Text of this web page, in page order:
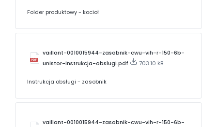
Folder produktowy - kocioł
vaillant-0010015944-zasobnik-cwu-vih-r-150-6b-
unistor-instrukcja-obslugi.pdf
703.10 kB
Instrukcja obsługi - zasobnik
vaillant-0010015944-zasobnik-cwu-vih-r-150-6b-